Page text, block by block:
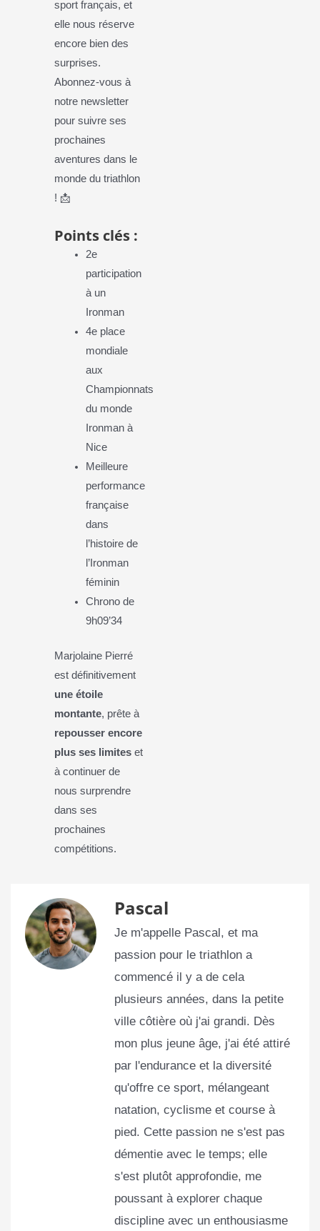
sport français, et
elle nous réserve
encore bien des
surprises.
Abonnez-vous à
notre newsletter
pour suivre ses
prochaines
aventures dans le
monde du triathlon
! 📩
Points clés :
2e
participation
à un
Ironman
4e place
mondiale
aux
Championnats
du monde
Ironman à
Nice
Meilleure
performance
française
dans
l’histoire de
l’Ironman
féminin
Chrono de
9h09’34
Marjolaine Pierré
est définitivement
une étoile
montante, prête à
repousser encore
plus ses limites et
à continuer de
nous surprendre
dans ses
prochaines
compétitions.
Pascal
Je m'appelle Pascal, et ma
passion pour le triathlon a
commencé il y a de cela
plusieurs années, dans la petite
ville côtière où j'ai grandi. Dès
mon plus jeune âge, j'ai été attiré
par l'endurance et la diversité
qu'offre ce sport, mélangeant
natation, cyclisme et course à
pied. Cette passion ne s'est pas
démentie avec le temps; elle
s'est plutôt approfondie, me
poussant à explorer chaque
discipline avec un enthousiasme